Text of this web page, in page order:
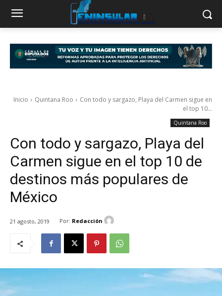
Inicio Quintana Roo
Con todo y sargazo, Playa del Carmen sigue en
el top 10...
Quintana Roo
Con todo y sargazo, Playa del
Carmen sigue en el top 10 de
destinos más populares de
México
21 agosto, 2019 Por: Redacción